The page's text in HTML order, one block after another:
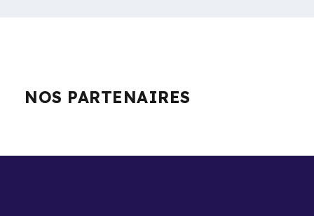
NOS PARTENAIRES